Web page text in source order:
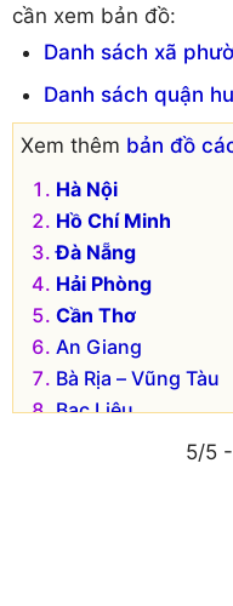
cần xem bản đồ:
Danh sách xã
Danh sách quận
Xem thêm bản đồ
Hà Nội
Hồ Chí Minh
Đà Nẵng
Hải Phòng
Cần Thơ
An Giang
Bà Rịa – Vũng Tàu
Bạc Liêu
5/5